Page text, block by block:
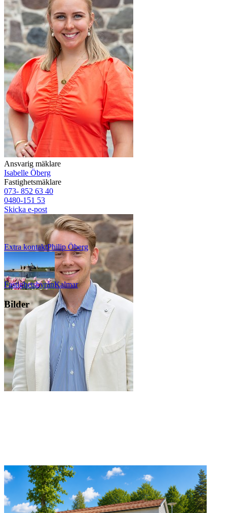
Ansvarig mäklare
Isabelle Öberg
Fastighetsmäklare
073- 852 63 40
0480-151 53
Skicka e-post
Extra kontaktPhilip Öberg
FastighetsbyrånKalmar
Bilder